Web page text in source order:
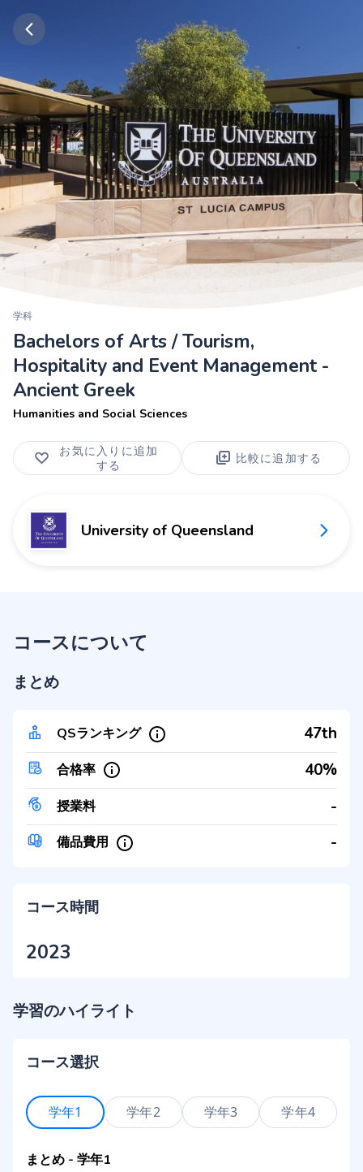
学科
Bachelors of Arts / Tourism,
Hospitality and Event Management -
Ancient Greek
Humanities and Social Sciences
お気に入りに追加
する
比較に追加する
University of Queensland
コースについて
まとめ
QSランキング 47th
合格率 40%
授業料 -
備品費用 -
コース時間
2023
学習のハイライト
コース選択
学年1 学年2 学年3 学年4
まとめ - 学年1